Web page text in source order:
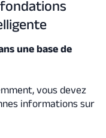
une base de
vous devez
informations sur